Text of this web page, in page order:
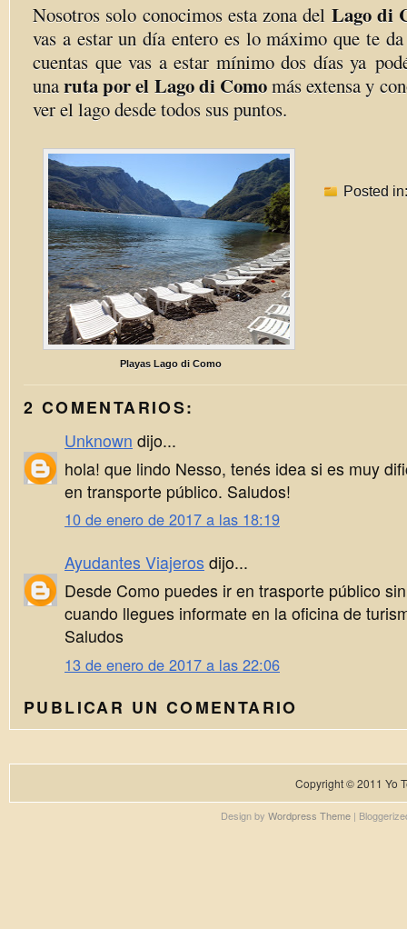
Nosotros solo conocimos esta zona del Lago di
vas a estar un día entero es lo máximo que te
cuentas que vas a estar mínimo dos días ya
unaruta por el Lago di Comomás extensa y
ver el lago desde todos sus puntos.
Playas Lago di Como
Posted
2 COMENTARIOS:
Unknown dijo...
hola! que lindo Nesso, tenés idea si es muy
en transporte público. Saludos!
10 de enero de 2017 a las 18:19
Ayudantes Viajeros dijo...
Desde Como puedes ir en trasporte público
cuando llegues informate en la oficina de
Saludos
13 de enero de 2017 a las 22:06
PUBLICAR UN COMENTARIO
Copyright © 2011 Yo
Design by Wordpress Theme|